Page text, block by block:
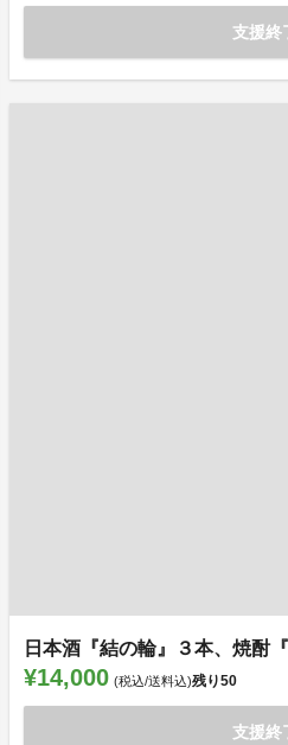
支援終
日本酒『結の輪』３本、焼酎
¥14,000 (税込/送料込)残り50
支援終